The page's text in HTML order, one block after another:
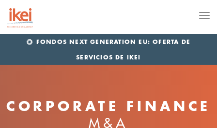
FONDOS NEXT GENERATION EU: OFERTA DE
SERVICIOS DE IKEI
CORPORATE FINANCE
M&A